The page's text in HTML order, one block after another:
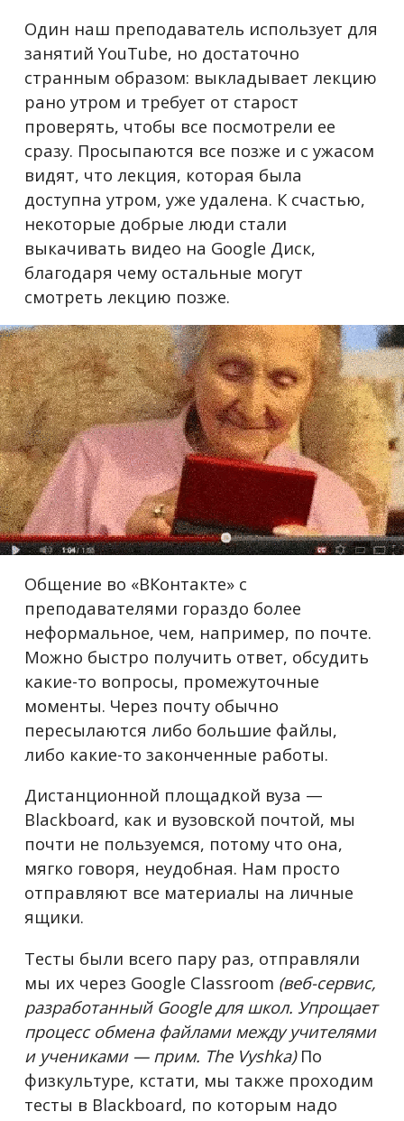
Один наш преподаватель использует для
занятий YouTube, но достаточно
странным образом: выкладывает лекцию
рано утром и требует от старост
проверять, чтобы все посмотрели ее
сразу. Просыпаются все позже и с ужасом
видят, что лекция, которая была
доступна утром, уже удалена. К счастью,
некоторые добрые люди стали
выкачивать видео на Google Диск,
благодаря чему остальные могут
смотреть лекцию позже.
Общение во «ВКонтакте» с
преподавателями гораздо более
неформальное, чем, например, по почте.
Можно быстро получить ответ, обсудить
какие-то вопросы, промежуточные
моменты. Через почту обычно
пересылаются либо большие файлы,
либо какие-то законченные работы.
Дистанционной площадкой вуза —
Blackboard, как и вузовской почтой, мы
почти не пользуемся, потому что она,
мягко говоря, неудобная. Нам просто
отправляют все материалы на личные
ящики.
Тесты были всего пару раз, отправляли
мы их через Google Classroom (веб-сервис,
разработанный Google для школ. Упрощает
процесс обмена файлами между учителями
и учениками — прим. The Vyshka) По
физкультуре, кстати, мы также проходим
тесты в Blackboard, по которым надо